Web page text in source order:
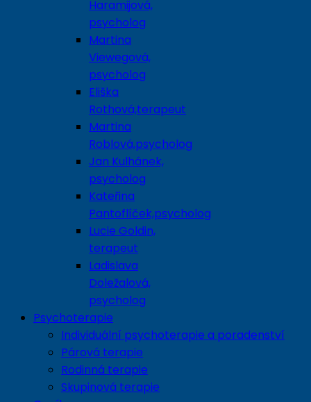
Haramijová,
psycholog
Martina
Viewegová,
psycholog
Eliška
Rothová,terapeut
Martina
Roblová,psycholog
Jan Kulhánek,
psycholog
Kateřina
Pantoflíček,psycholog
Lucie Goldin,
terapeut
Ladislava
Doležalová,
psycholog
Psychoterapie
Individuální psychoterapie a poradenství
Párová terapie
Rodinná terapie
Skupinová terapie